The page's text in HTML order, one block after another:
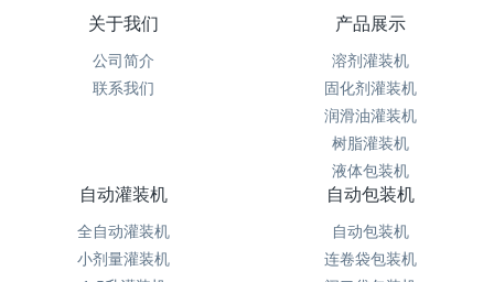
关于我们
公司简介
联系我们
产品展示
溶剂灌装机
固化剂灌装机
润滑油灌装机
树脂灌装机
液体包装机
自动灌装机
全自动灌装机
小剂量灌装机
自动包装机
自动包装机
连卷袋包装机